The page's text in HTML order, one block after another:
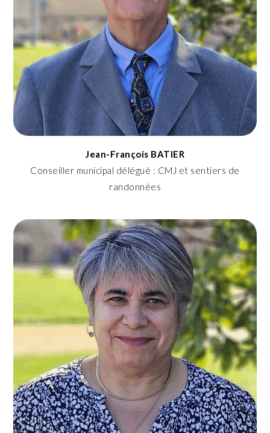
Jean-François BATIER
Conseiller municipal délégué : CMJ et sentiers de
randonnées